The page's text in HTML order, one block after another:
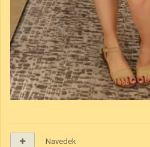
Navedek